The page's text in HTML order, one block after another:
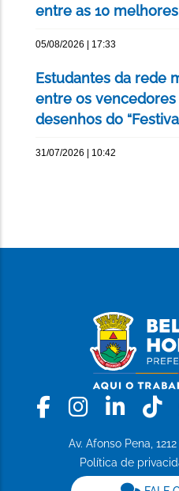
entre as 10
05/08/2026 | 17:33
Estudantes da rede
entre os
desenhos do
31/07/2026 | 10:42
Facebook
Av. Afonso Pena,
Política de